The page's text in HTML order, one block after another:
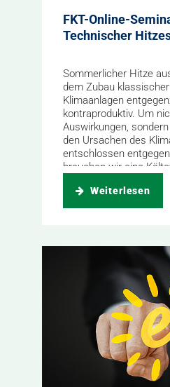
FKT-Online-
Technischer
Sommerlicher Hitze
dem Zubau
Klimaanlagen
kontraproduktiv. Um
Auswirkungen,
den Ursachen des
entschlossen
brauchen wir eine
Weiterlesen